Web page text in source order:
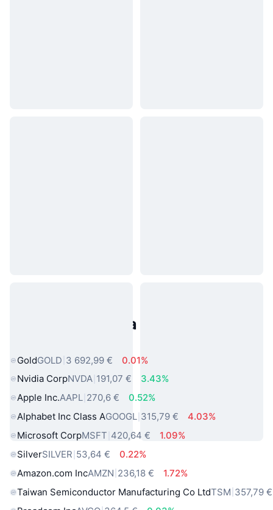
Populárne aktíva z reálneho
GoldGOLD 3 692,99 €
0.01%
Nvidia CorpNVDA 191,07 €
3.43%
Apple Inc.AAPL 270,6 €
0.52%
Alphabet Inc Class AGOOGL 315,79 €
4.03%
Microsoft CorpMSFT 420,64 €
1.09%
SilverSILVER 53,64 €
0.22%
Amazon.com IncAMZN 236,18 €
1.72%
Taiwan Semiconductor Manufacturing Co LtdTSM 357,79 €